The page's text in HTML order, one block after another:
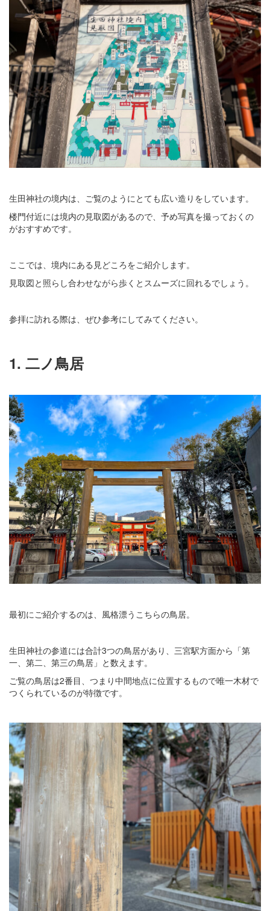
生田神社の境内は、ご覧のようにとても広い造りをしています。
楼門付近には境内の見取図があるので、予め写真を撮っておくの
がおすすめです。
ここでは、境内にある見どころをご紹介します。
見取図と照らし合わせながら歩くとスムーズに回れるでしょう。
参拝に訪れる際は、ぜひ参考にしてみてください。
1. 二ノ鳥居
最初にご紹介するのは、風格漂うこちらの鳥居。
生田神社の参道には合計3つの鳥居があり、三宮駅方面から「第
一、第二、第三の鳥居」と数えます。
ご覧の鳥居は2番目、つまり中間地点に位置するもので唯一木材で
つくられているのが特徴です。